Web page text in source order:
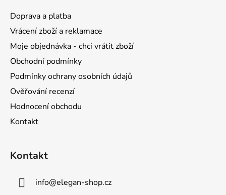
Doprava a platba
Vrácení zboží a reklamace
Moje objednávka - chci vrátit zboží
Obchodní podmínky
Podmínky ochrany osobních údajů
Ověřování recenzí
Hodnocení obchodu
Kontakt
Kontakt
info@elegan-shop.cz